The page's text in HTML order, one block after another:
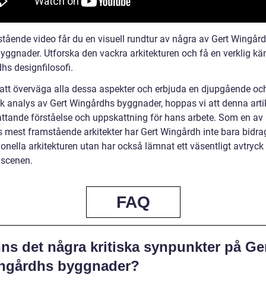
video får du en visuell rundtur av några av Gert
Utforska den vackra arkitekturen och få en verklig
designfilosofi.
överväga alla dessa aspekter och erbjuda en djupgående
analys av Gert Wingårdhs byggnader, hoppas vi att denna
förståelse och uppskattning för hans arbete. Som en av
mest framstående arkitekter har Gert Wingårdh inte bara
arkitekturen utan har också lämnat ett väsentligt avtryck
FAQ
det några kritiska synpunkter på
byggnader?